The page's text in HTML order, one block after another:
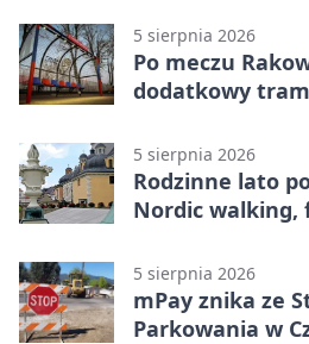
5 sierpnia 2026
Po meczu
dodatkowy
5 sierpnia 2026
Rodzinne lato
Nordic
5 sierpnia 2026
mPay znika ze
Parkowania w